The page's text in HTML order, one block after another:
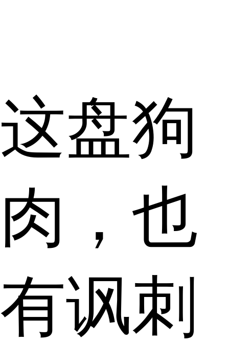
这盘狗
肉，也
有讽刺